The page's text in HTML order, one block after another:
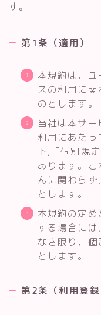
す。
第1条（適用）
本規約は，
スの利用に
のとします。
当社は本サ
利用にあた
下,「個別規
あります。
んに関わら
とします。
本規約の定
する場合に
なき限り，
とします。
第2条（利用登録